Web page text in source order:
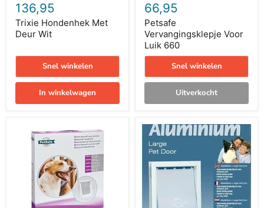
136,95
Trixie Hondenhek Met
Deur Wit
Snel winkelen
In winkelwagen
66,95
Petsafe
Vervangingsklepje Voor
Luik 660
Snel winkelen
Uitverkocht
Hondenluik
Transparant
Petsafe
Hondenluik
Tot
45
Kg
Aluminium